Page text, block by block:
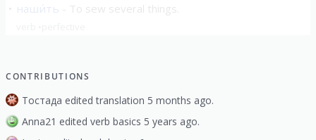
наши́ть
CONTRIBUTIONS
Тостада edited translation 5 months ago.
Anna21 edited verb basics 5 years ago.